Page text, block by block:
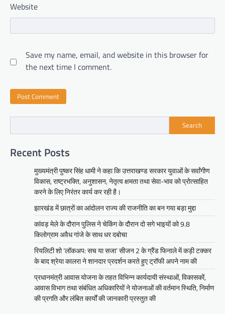
Website
Save my name, email, and website in this browser for
the next time I comment.
Search
Recent Posts
मुख्यमंत्री पुष्कर सिंह धामी ने कहा कि उत्तराखण्ड सरकार युवाओं के सर्वांगीण
विकास, राष्ट्रभक्ति, अनुशासन, नेतृत्व क्षमता तथा सेवा-भाव को प्रोत्साहित
करने के लिए निरंतर कार्य कर रही है।
झारखंड में छात्रों का आंदोलन राज्य की राजनीति का बन गया बड़ा मुद्दा
कांवड़ मेले के दौरान पुलिस ने चेकिंग के दौरान दो सगे भाइयों को 9.8
किलोग्राम अवैध गांजे के साथ धर दबोचा
रियलिटी शो ‘लॉकअप: सच या सजा’ सीजन 2 के ग्रैंड फिनाले में कड़ी टक्कर
के बाद श्रेया कालरा ने शानदार प्रदर्शन करते हुए ट्रॉफी अपने नाम की
प्रधानमंत्री आवास योजना के तहत विभिन्न कार्यदायी संस्थाओं, विकासकों,
आवास विभाग तथा संबंधित अधिकारियों ने योजनाओं की वर्तमान स्थिति, निर्माण
की प्रगति और लंबित कार्यों की जानकारी प्रस्तुत की